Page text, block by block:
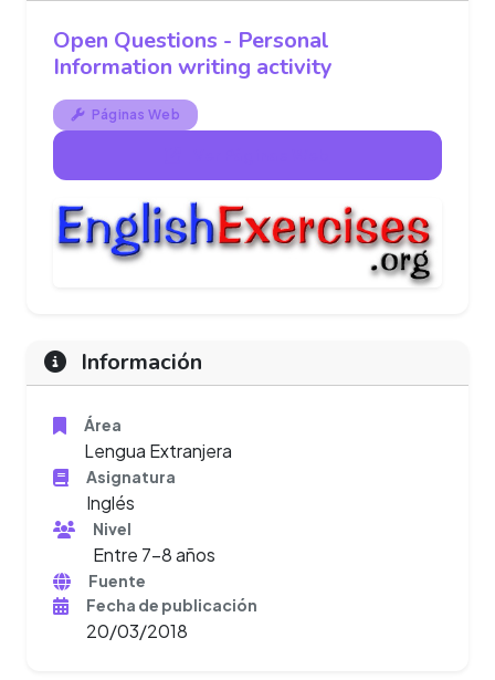
Open Questions - Personal
Information writing activity
Páginas Web
Información
Área
Lengua Extranjera
Asignatura
Inglés
Nivel
Entre 7-8 años
Fuente
Fecha de publicación
20/03/2018